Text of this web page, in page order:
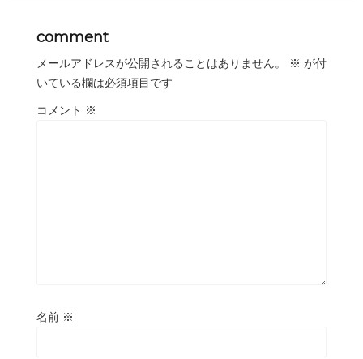
comment
メールアドレスが公開されることはありません。 ※ が付
いている欄は必須項目です
コメント ※
名前 ※